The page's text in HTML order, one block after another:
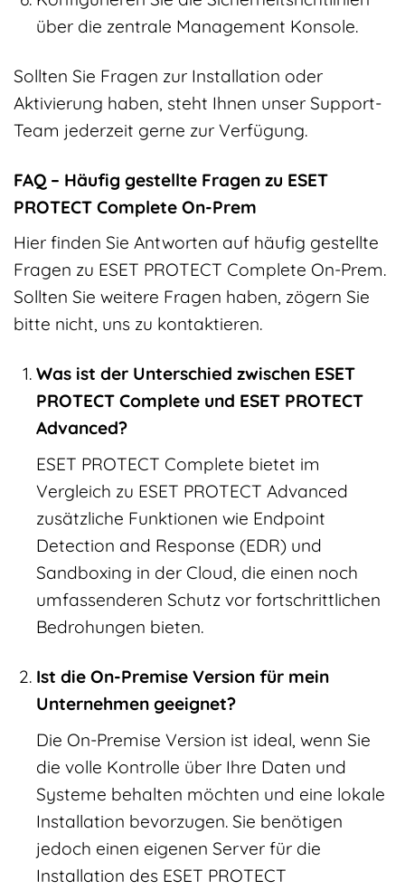
über die zentrale Management Konsole.
Sollten Sie Fragen zur Installation oder
Aktivierung haben, steht Ihnen unser Support-
Team jederzeit gerne zur Verfügung.
FAQ – Häufig gestellte Fragen zu ESET
PROTECT Complete On-Prem
Hier finden Sie Antworten auf häufig gestellte
Fragen zu ESET PROTECT Complete On-Prem.
Sollten Sie weitere Fragen haben, zögern Sie
bitte nicht, uns zu kontaktieren.
Was ist der Unterschied zwischen ESET
PROTECT Complete und ESET PROTECT
Advanced?
ESET PROTECT Complete bietet im
Vergleich zu ESET PROTECT Advanced
zusätzliche Funktionen wie Endpoint
Detection and Response (EDR) und
Sandboxing in der Cloud, die einen noch
umfassenderen Schutz vor fortschrittlichen
Bedrohungen bieten.
Ist die On-Premise Version für mein
Unternehmen geeignet?
Die On-Premise Version ist ideal, wenn Sie
die volle Kontrolle über Ihre Daten und
Systeme behalten möchten und eine lokale
Installation bevorzugen. Sie benötigen
jedoch einen eigenen Server für die
Installation des ESET PROTECT